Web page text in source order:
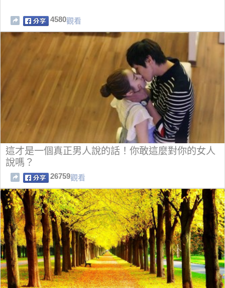
4580觀看
這才是一個真正男人說的話！你敢這麼對你的女人
說嗎？
26759觀看